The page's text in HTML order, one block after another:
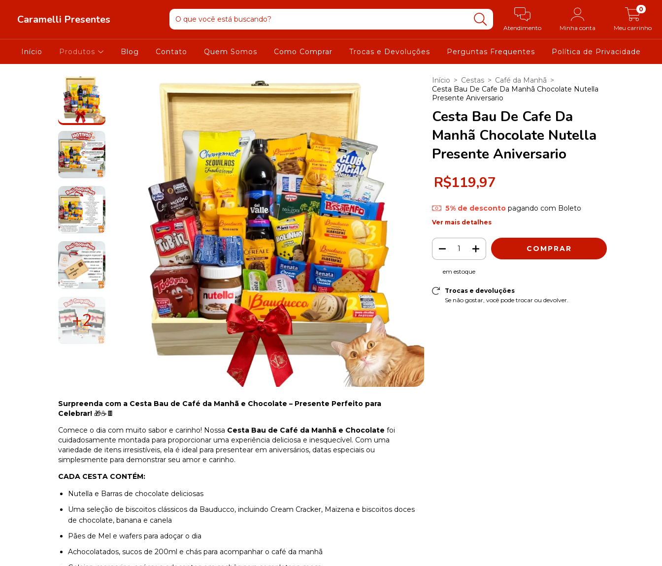
Caramelli Presentes
Atendimento Minha conta Meu carrinho
0
Início Produtos Blog Contato Quem Somos Como Comprar Trocas e Devoluções Perguntas Frequentes Política de Privacidade
+2
Surpreenda com a Cesta Bau de Café da Manhã e Chocolate – Presente Perfeito para
Celebrar! 🎁☕🍫
Comece o dia com muito sabor e carinho! Nossa Cesta Bau de Café da Manhã e Chocolate foi
cuidadosamente montada para proporcionar uma experiência deliciosa e inesquecível. Com uma
variedade de itens irresistíveis, ela é ideal para presentear em aniversários, datas especiais ou
simplesmente para demonstrar seu amor e carinho.
CADA CESTA CONTÉM:
Nutella e Barras de chocolate deliciosas
Uma seleção de biscoitos clássicos da Bauducco, incluindo Cream Cracker, Maizena e biscoitos doces
de chocolate, banana e canela
Pães de Mel e wafers para adoçar o dia
Achocolatados, sucos de 200ml e chás para acompanhar o café da manhã
Início > Cestas > Café da Manhã >
Cesta Bau De Cafe Da Manhã Chocolate Nutella
Presente Aniversario
Cesta Bau De Cafe Da
Manhã Chocolate Nutella
Presente Aniversario
R$119,97
5% de descontopagando com Boleto
Ver mais detalhes
em estoque
Trocas e devoluções
Se não gostar, você pode trocar ou devolver.